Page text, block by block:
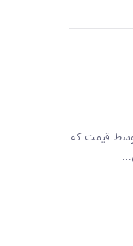
و متوسط قیمت که